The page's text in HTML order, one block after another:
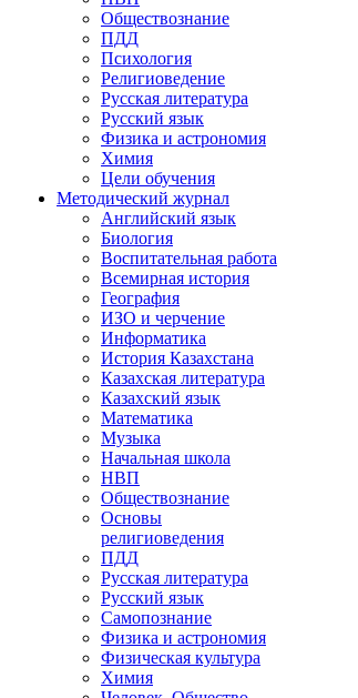
Обществознание
ПДД
Психология
Религиоведение
Русская литература
Русский язык
Физика и астрономия
Химия
Цели обучения
Методический журнал
Английский язык
Биология
Воспитательная работа
Всемирная история
География
ИЗО и черчение
Информатика
История Казахстана
Казахская литература
Казахский язык
Математика
Музыка
Начальная школа
НВП
Обществознание
Основы
религиоведения
ПДД
Русская литература
Русский язык
Самопознание
Физика и астрономия
Физическая культура
Химия